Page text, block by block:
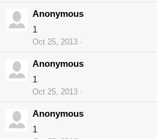
Anonymous
1
Oct 25, 2013
Anonymous
1
Oct 25, 2013
Anonymous
1